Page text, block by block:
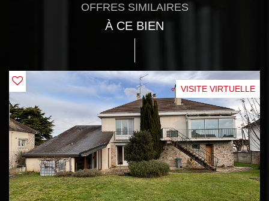
OFFRES SIMILAIRES
À CE BIEN
VISITE VIRTUELLE